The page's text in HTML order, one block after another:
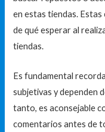
en estas tiendas.
de qué esperar al
tiendas.
Es fundamental
subjetivas y dependen
tanto, es aconsejable
comentarios antes de